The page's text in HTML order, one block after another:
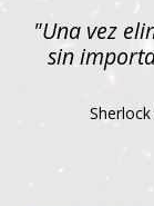
"Una vez
sin